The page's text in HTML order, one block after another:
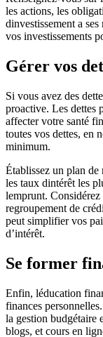
les actions, les
dinvestissement a
vos investissements
Gérer vos
Si vous avez des
proactive. Les dettes
affecter votre santé
toutes vos dettes, en
minimum.
Établissez un plan de
les taux dintérêt les
lemprunt. Considérez
regroupement de
peut simplifier vos
d’intérêt.
Se former
Enfin, léducation
finances
la gestion budgétaire
blogs, et cours en